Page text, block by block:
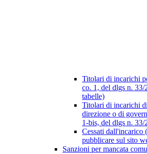
Titolari di incarichi
co. 1, del dlgs n.
tabelle)
Titolari di incarichi
direzione o di
1-bis, del dlgs n. 33/
Cessati dall'incarico
pubblicare sul sito
Sanzioni per mancata